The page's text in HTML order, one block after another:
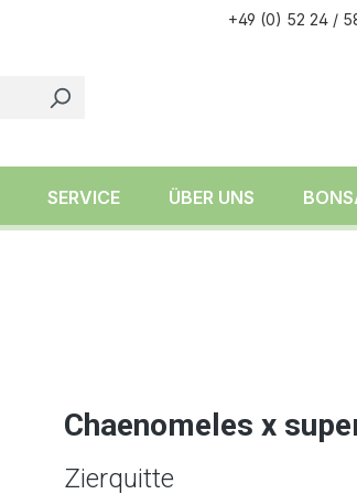
+49 (0) 52 24 /
SERVICE ÜBER UNS
Chaenomeles x
Zierquitte